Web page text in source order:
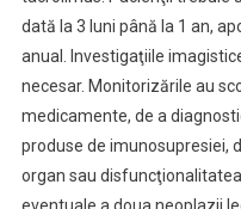
dată la 3 luni până la 1 an,
anual. Investigaţiile
necesar. Monitorizările au
medicamente, de a
produse de imunosupresiei,
organ sau